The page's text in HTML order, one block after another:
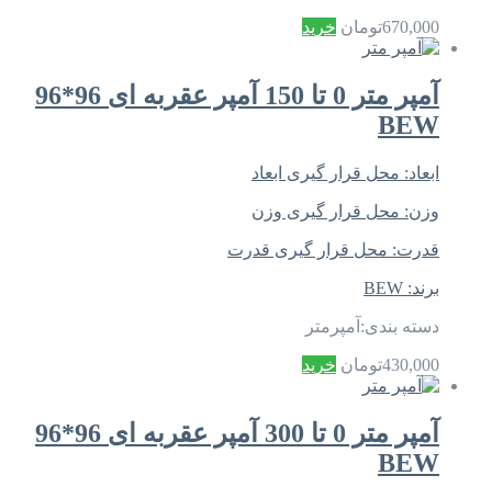
670,000تومان خرید
آمپر متر 0 تا 150 آمپر عقربه ای 96*96
BEW
ابعاد: محل قرار گیری ابعاد
وزن: محل قرار گیری وزن
قدرت: محل قرار گیری قدرت
برند: BEW
دسته بندی: آمپرمتر
430,000تومان خرید
آمپر متر 0 تا 300 آمپر عقربه ای 96*96
BEW